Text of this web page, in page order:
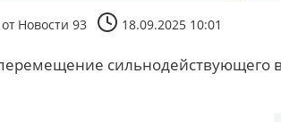
Новости 93 18.09.2025 10:01
сильнодействующего